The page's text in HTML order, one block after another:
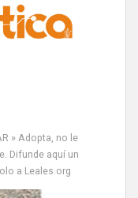
» Adopta, no le
Difunde aquí un
a Leales.org
Play con Leales.org